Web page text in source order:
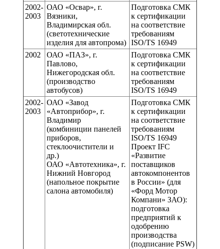
2002-
2003
ОАО «Освар», г.
Вязники,
Владимирская обл.
(светотехнические
изделия для автопрома)
Подготовка СМК
к сертификации
на соответствие
требованиям
ISO/TS 16949
2002
ОАО «ПАЗ», г.
Павлово,
Нижегородская обл.
(производство
автобусов)
Подготовка СМК
к сертификации
на соответствие
требованиям
ISO/TS 16949
2002-
2003
ОАО «Завод
«Автоприбор», г.
Владимир
(комбиниции панелей
приборов,
стеклоочистители и
др.)
ОАО «Автотехника», г.
Нижний Новгород
(напольное покрытие
салона автомобиля)
Подготовка СМК
к сертификации
на соответствие
требованиям
ISO/TS 16949
Проект IFC
«Развитие
поставщиков
автокомпонентов
в России» (для
«Форд Мотор
Компани» ЗАО):
подготовка
предприятий к
одобрению
производства
(подписание PSW)